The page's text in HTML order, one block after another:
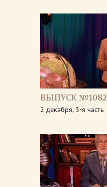
ВЫПУСК №1082
2 декабря, 3-я часть